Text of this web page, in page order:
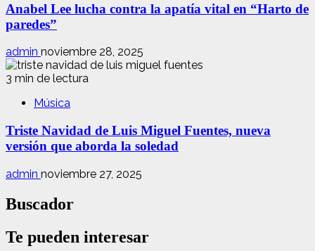
Anabel Lee lucha contra la apatía vital en “Harto de
paredes”
admin noviembre 28, 2025
3 min de lectura
Música
Triste Navidad de Luis Miguel Fuentes, nueva
versión que aborda la soledad
admin noviembre 27, 2025
Buscador
Te pueden interesar